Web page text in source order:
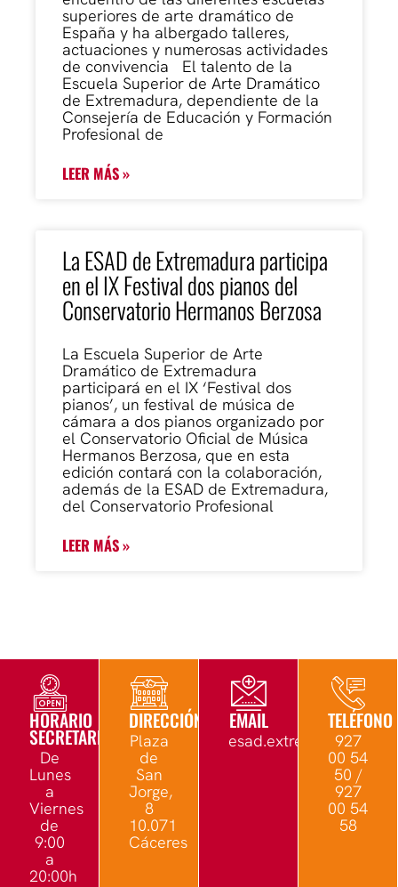
superiores de arte dramático de
España y ha albergado talleres,
actuaciones y numerosas actividades
de convivencia El talento de la
Escuela Superior de Arte Dramático
de Extremadura, dependiente de la
Consejería de Educación y Formación
Profesional de
LEER MÁS »
La ESAD de Extremadura participa
en el IX Festival dos pianos del
Conservatorio Hermanos Berzosa
La Escuela Superior de Arte
Dramático de Extremadura
participará en el IX ‘Festival dos
pianos’, un festival de música de
cámara a dos pianos organizado por
el Conservatorio Oficial de Música
Hermanos Berzosa, que en esta
edición contará con la colaboración,
además de la ESAD de Extremadura,
del Conservatorio Profesional
LEER MÁS »
HORARIO
SECRETARÍA
De
Lunes
a
Viernes
de
9:00
a
20:00h
DIRECCIÓN
Plaza
de
San
Jorge,
8
10.071
Cáceres
EMAIL TELÉFONO
927
00 54
50 /
927
00 54
58